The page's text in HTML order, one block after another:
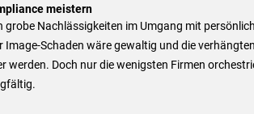
meistern
grobe Nachlässigkeiten im Umgang mit
Image-Schaden wäre gewaltig und die verhängten
werden. Doch nur die wenigsten Firmen